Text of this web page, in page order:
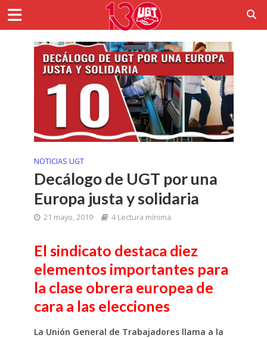
NOTICIAS UGT
Decálogo de UGT por una
Europa justa y solidaria
21 mayo, 2019 4 Lectura mínima
El sindicato destaca diez
elementos importantes para
la clase obrera europea de
cara a las elecciones
La Unión General de Trabajadores llama a la